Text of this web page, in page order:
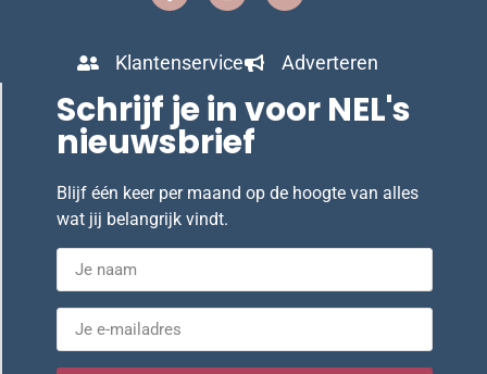
Klantenservice Adverteren
Schrijf je in voor NEL's
nieuwsbrief
Blijf één keer per maand op de hoogte van alles
wat jij belangrijk vindt.